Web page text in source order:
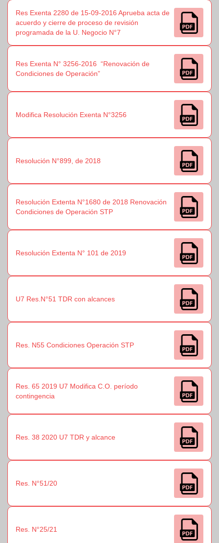
Res Exenta 2280 de 15-09-2016 Aprueba acta de
acuerdo y cierre de proceso de revisión
programada de la U. Negocio N°7
Res Exenta N° 3256-2016 “Renovación de
Condiciones de Operación”
Modifica Resolución Exenta N°3256
Resolución N°899, de 2018
Resolución Extenta N°1680 de 2018 Renovación
Condiciones de Operación STP
Resolución Extenta N° 101 de 2019
U7 Res.N°51 TDR con alcances
Res. N55 Condiciones Operación STP
Res. 65 2019 U7 Modifica C.O. período
contingencia
Res. 38 2020 U7 TDR y alcance
Res. N°51/20
Res. N°25/21